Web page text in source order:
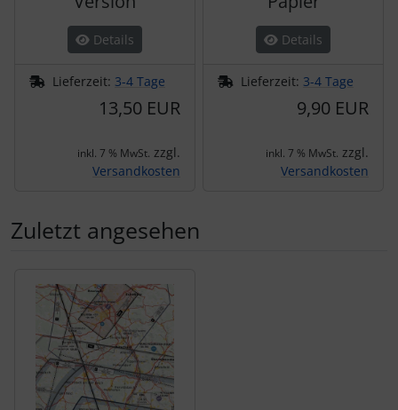
Details
Lieferzeit: 3-4 Tage
13,50 EUR
inkl. 7 % MwSt. zzgl.
Versandkosten
Details
Lieferzeit: 3-4 Tage
9,90 EUR
inkl. 7 % MwSt. zzgl.
Versandkosten
Zuletzt angesehen